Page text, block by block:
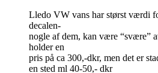
Lledo VW vans har størst værdi
decalen-
nogle af dem, kan være “svære”
holder en
pris på ca 300,-dkr, men det er
en sted ml 40-50,- dkr